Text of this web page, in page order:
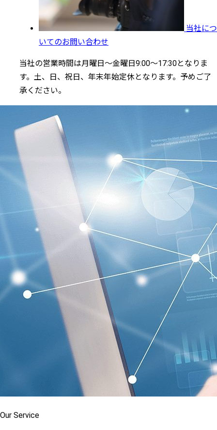
当社につ
いてのお問い合わせ
当社の営業時間は月曜日～金曜日9:00～17:30となりま
す。土、日、祝日、年末年始定休となります。予めご了
承ください。
Our Service